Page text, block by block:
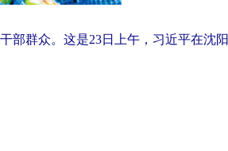
群众。这是23日上午，习近平在沈阳